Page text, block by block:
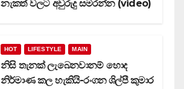
නැකත් වලට අවුරුදු සමරන්න (video)
HOT LIFESTYLE MAIN
නිසි තැනක් ලැබෙනවානම් හොද
නිර්මාණ කල හැකියි-රංගන ශිල්පී කුමාර